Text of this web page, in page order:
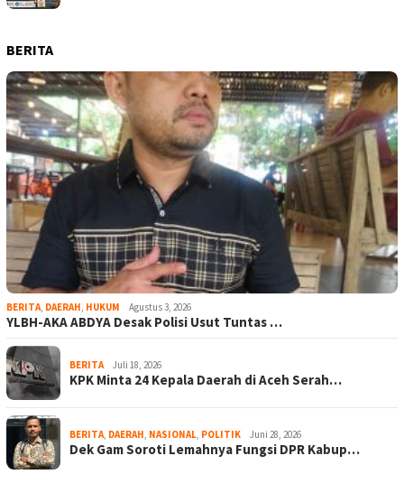
BERITA
BERITA, DAERAH, HUKUM Agustus 3, 2026
YLBH-AKA ABDYA Desak Polisi Usut Tuntas …
BERITA Juli 18, 2026
KPK Minta 24 Kepala Daerah di Aceh Serah…
BERITA, DAERAH, NASIONAL, POLITIK Juni 28, 2026
Dek Gam Soroti Lemahnya Fungsi DPR Kabup…